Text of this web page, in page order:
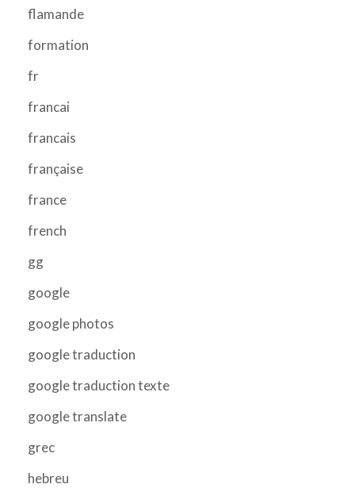
flamande
formation
fr
francai
francais
française
france
french
gg
google
google photos
google traduction
google traduction texte
google translate
grec
hebreu